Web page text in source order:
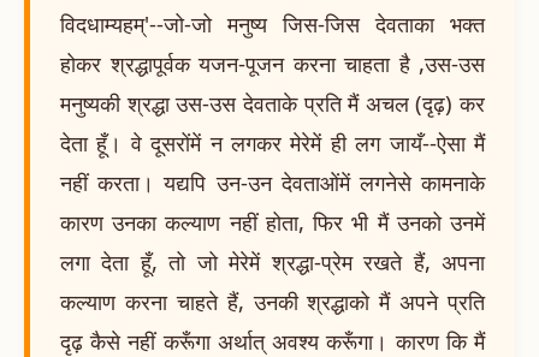
विदधाम्यहम्'--जो-जो मनुष्य जिस-जिस देवताका भक्त
होकर श्रद्धापूर्वक यजन-पूजन करना चाहता है ,उस-उस
मनुष्यकी श्रद्धा उस-उस देवताके प्रति मैं अचल (दृढ़) कर
देता हूँ। वे दूसरोंमें न लगकर मेरेमें ही लग जायँ--ऐसा मैं
नहीं करता। यद्यपि उन-उन देवताओंमें लगनेसे कामनाके
कारण उनका कल्याण नहीं होता, फिर भी मैं उनको उनमें
लगा देता हूँ, तो जो मेरेमें श्रद्धा-प्रेम रखते हैं, अपना
कल्याण करना चाहते हैं, उनकी श्रद्धाको मैं अपने प्रति
दृढ़ कैसे नहीं करूँगा अर्थात् अवश्य करूँगा। कारण कि मैं